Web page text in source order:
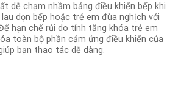
dễ chạm nhầm bảng điều khiển bếp khi
dọn bếp hoặc trẻ em đùa nghịch với
hạn chế rủi do tính tăng khóa trẻ em
toàn bộ phần cảm ứng điều khiển của
bạn thao tác dễ dàng.